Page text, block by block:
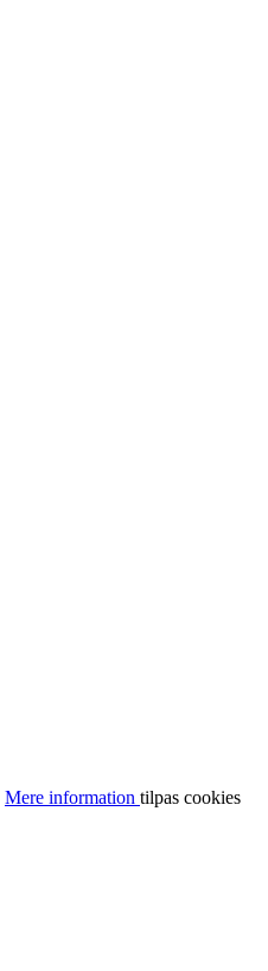
Mere information tilpas cookies